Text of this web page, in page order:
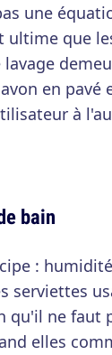
une
ultime que
en pavé
à
bain
:
serviettes
qu'il ne faut
elles